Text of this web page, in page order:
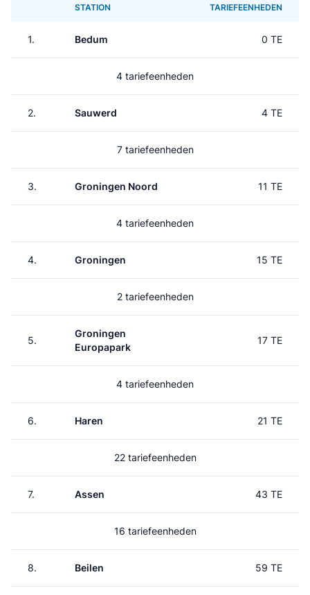
STATION TARIEFEENHEDEN
1. Bedum 0 TE
4 tariefeenheden
2. Sauwerd 4 TE
7 tariefeenheden
3. Groningen Noord 11 TE
4 tariefeenheden
4. Groningen 15 TE
2 tariefeenheden
5.
Groningen
Europapark
17 TE
4 tariefeenheden
6. Haren 21 TE
22 tariefeenheden
7. Assen 43 TE
16 tariefeenheden
8. Beilen 59 TE